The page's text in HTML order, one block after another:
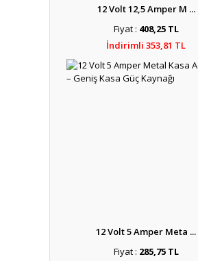
12 Volt 12,5 Amper M ...
Fiyat : 408,25 TL
İndirimli 353,81 TL
12 Volt 5 Amper Meta ...
Fiyat : 285,75 TL